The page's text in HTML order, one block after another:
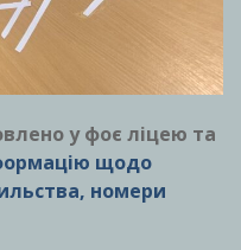
у фоє ліцею та
щодо
номери